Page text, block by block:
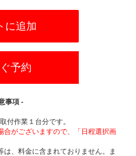
に追加
予約
事項 -
付作業１台分です。
がございますので、「日程選択画
、料金に含まれておりません。ま